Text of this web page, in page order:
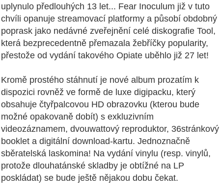
uplynulo předlouhých 13 let... Fear Inoculum již v tuto
chvíli opanuje streamovací platformy a působí obdobný
poprask jako nedávné zveřejnění celé diskografie Tool,
která bezprecedentně přemazala žebříčky popularity,
přestože od vydání takového Opiate uběhlo již 27 let!
Kromě prostého stáhnutí je nové album prozatím k
dispozici rovněž ve formě de luxe digipacku, který
obsahuje čtyřpalcovou HD obrazovku (kterou bude
možné opakovaně dobít) s exkluzivním
videozáznamem, dvouwattový reproduktor, 36stránkový
booklet a digitální download-kartu. Jednoznačně
sběratelská laskomina! Na vydání vinylu (resp. vinylů,
protože dlouhatánské skladby je obtížné na LP
poskládat) se bude ještě nějakou dobu čekat.